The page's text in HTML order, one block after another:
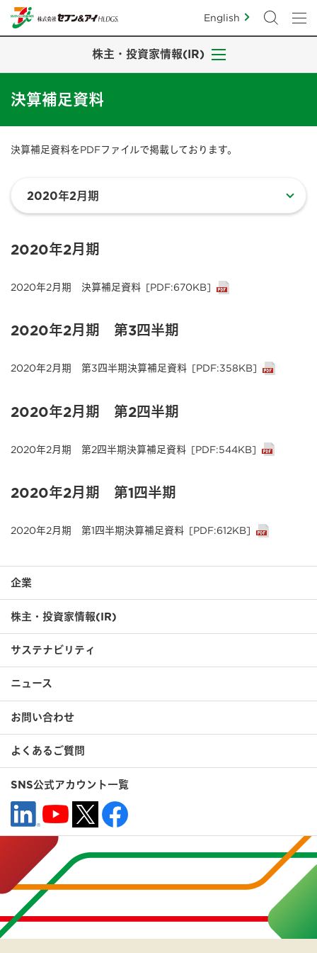
English
株主・投資家情報(IR)
決算補足資料
決算補足資料をPDFファイルで掲載しております。
2020年2月期
2020年2月期 決算補足資料 [PDF:670KB]
2020年2月期 第3四半期
2020年2月期 第3四半期決算補足資料 [PDF:358KB]
2020年2月期 第2四半期
2020年2月期 第2四半期決算補足資料 [PDF:544KB]
2020年2月期 第1四半期
2020年2月期 第1四半期決算補足資料 [PDF:612KB]
企業
株主・投資家情報(IR)
サステナビリティ
ニュース
お問い合わせ
よくあるご質問
SNS公式アカウント一覧